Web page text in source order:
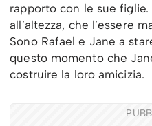
rapporto con le sue
all’altezza, che l’essere
Sono Rafael e Jane a
questo momento che
costruire la loro amicizia.